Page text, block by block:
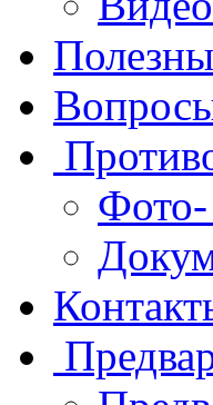
Фото-